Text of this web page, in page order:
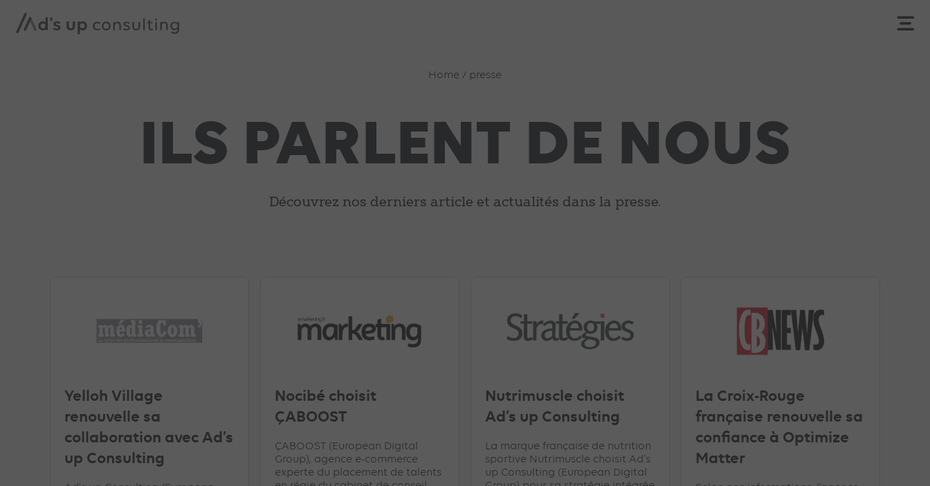
Home / presse
ILS PARLENT DE NOUS
Découvrez nos derniers article et actualités dans la presse.
Yelloh Village
renouvelle sa
collaboration avec Ad’s
up Consulting
Nocibé choisit
ÇABOOST
ÇABOOST (European Digital
Group), agence e-commerce
experte du placement de talents
Nutrimuscle choisit
Ad’s up Consulting
La marque française de nutrition
sportive Nutrimuscle choisit Ad’s
up Consulting (European Digital
La Croix-Rouge
française renouvelle sa
confiance à Optimize
Matter